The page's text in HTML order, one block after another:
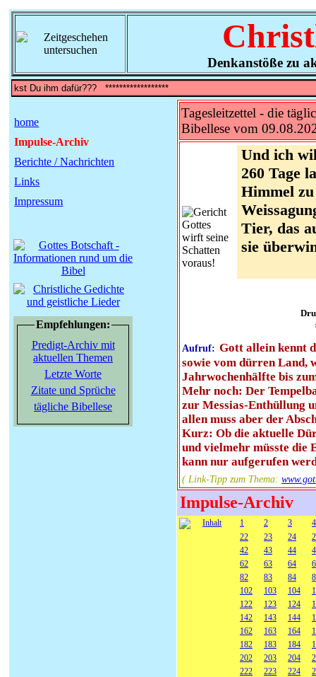
Denkanstöße zu
home
Impulse-Archiv
Berichte / Nachrichten
Links
Impressum
Empfehlungen:
Predigt-Archiv mit
aktuellen Themen
Letzte Worte
Zitate und Sprüche
tägliche Bibellese
Tagesleitzettel - die
Bibellese vom
Und ich
260 Tage
Himmel
Tier, das
sie
Aufruf: Gott allein kennt
sowie vom dürren Land,
Jahrwochenhälfte bis
Mehr noch: Der
zur Messias-Enthüllung
allen muss aber der
Kurz: Ob die aktuelle
und vielmehr müsste die
kann nur aufgerufen
( Link-Tipp zum Thema:
Impulse-Archiv
Inhalt 1 2 3
4
22
23 24
42
43 44
62
63 64
82
83 84
102
103 104
122
123 124
142
143 144
162
163 164
182
183 184
202
203 204
222
223 224